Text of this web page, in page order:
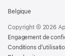
Belgique
Copyright © 2026
Engagement de
Conditions